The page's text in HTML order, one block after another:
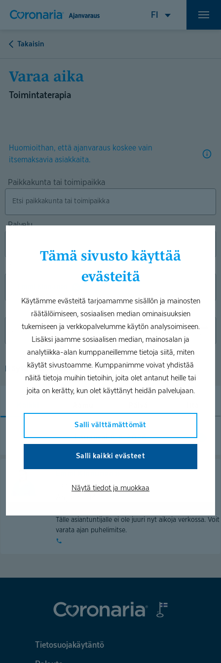
Tämä sivusto käyttää
evästeitä
Käytämme evästeitä tarjoamamme sisällön ja mainosten
räätälöimiseen, sosiaalisen median ominaisuuksien
tukemiseen ja verkkopalvelumme käytön analysoimiseen.
Lisäksi jaamme sosiaalisen median, mainosalan ja
analytiikka-alan kumppaneillemme tietoja siitä, miten
käytät sivustoamme. Kumppanimme voivat yhdistää
näitä tietoja muihin tietoihin, joita olet antanut heille tai
joita on kerätty, kun olet käyttänyt heidän palvelujaan.
Salli välttämättömät
Salli kaikki evästeet
Näytä tiedot ja muokkaa
Takaisin
Varaa aika
Toimintaterapia
Huomioithan, että ajanvaraus koskee vain
itsemaksavia asiakkaita.
Paikkakunta tai toimipaikka
Palvelu
Näytä lisähakuehdot
Lauantai 8.8.2026
Toimintaterapeutti
Tälle asiantuntijalle ei ole juuri nyt aikoja verkossa. Voit
varata ajan puhelimitse.
Tietosuojakäytäntö